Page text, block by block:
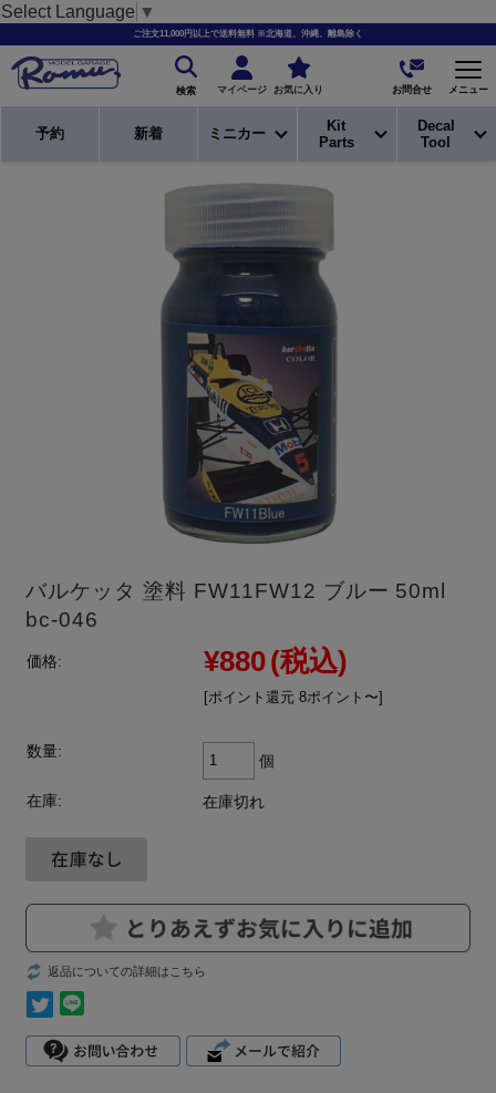
Select Language ▼
ご注文11,000円以上で送料無料 ※北海道、沖縄、離島除く
検索 マイページ お気に入り お問合せ メニュー
予約 新着 ミニカー
Kit
Parts
Decal
Tool
バルケッタ 塗料 FW11FW12 ブルー 50ml
bc-046
価格: ¥880(税込)
[ポイント還元 8ポイント〜]
数量:
個
在庫: 在庫切れ
返品についての詳細はこちら